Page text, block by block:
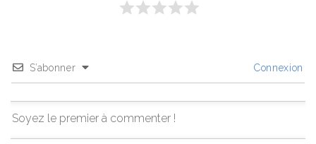
S’abonner Connexion